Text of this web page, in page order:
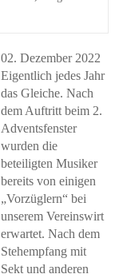
02. Dezember 2022
Eigentlich jedes Jahr
das Gleiche. Nach
dem Auftritt beim 2.
Adventsfenster
wurden die
beteiligten Musiker
bereits von einigen
„Vorzüglern“ bei
unserem Vereinswirt
erwartet. Nach dem
Stehempfang mit
Sekt und anderen